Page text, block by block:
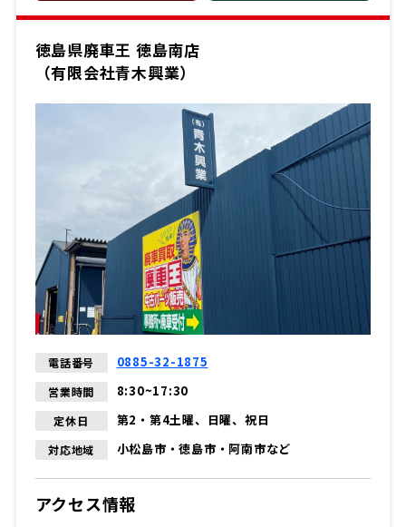
徳島県廃車王 徳島南店
（有限会社青木興業）
電話番号 0885-32-1875
営業時間 8:30~17:30
定休日 第2・第4土曜、日曜、祝日
対応地域 小松島市・徳島市・阿南市など
アクセス情報